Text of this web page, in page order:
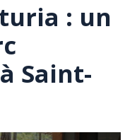
: un
Saint-